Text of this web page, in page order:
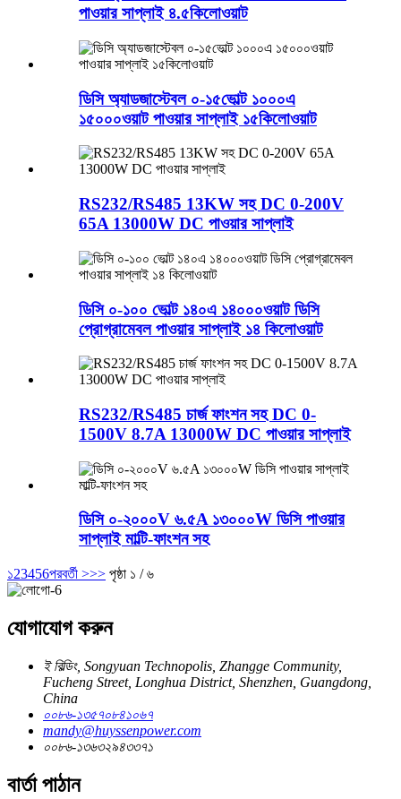
পাওয়ার সাপ্লাই ৪.৫কিলোওয়াট
ডিসি অ্যাডজাস্টেবল ০-১৫ভোল্ট ১০০০এ
১৫০০০ওয়াট পাওয়ার সাপ্লাই ১৫কিলোওয়াট
RS232/RS485 13KW সহ DC 0-200V
65A 13000W DC পাওয়ার সাপ্লাই
ডিসি ০-১০০ ভোল্ট ১৪০এ ১৪০০০ওয়াট ডিসি
প্রোগ্রামেবল পাওয়ার সাপ্লাই ১৪ কিলোওয়াট
RS232/RS485 চার্জ ফাংশন সহ DC 0-
1500V 8.7A 13000W DC পাওয়ার সাপ্লাই
ডিসি ০-২০০০V ৬.৫A ১৩০০০W ডিসি পাওয়ার
সাপ্লাই মাল্টি-ফাংশন সহ
১23456পরবর্তী >>> পৃষ্ঠা ১ / ৬
যোগাযোগ করুন
ই বিল্ডিং, Songyuan Technopolis, Zhangge Community,
Fucheng Street, Longhua District, Shenzhen, Guangdong,
China
০০৮৬-১৩৫৭০৮৪১০৬৭
mandy@huyssenpower.com
০০৮৬-১৩৬৩২৯৪৩৩৭১
বার্তা পাঠান